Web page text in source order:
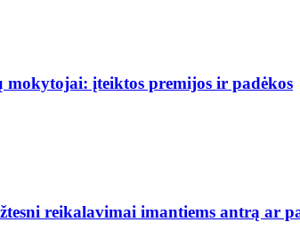
įteiktos premijos ir padėkos
reikalavimai imantiems antrą ar